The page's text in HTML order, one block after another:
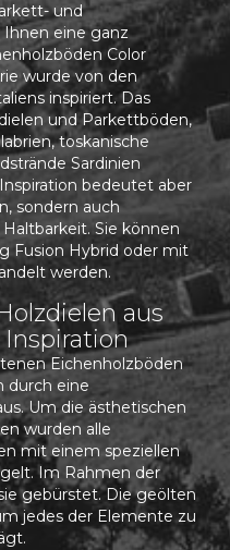
und
eine ganz
Color
wurde von den
inspiriert. Das
und Parkettböden,
toskanische
Sardinien
bedeutet aber
sondern auch
Sie können
Fusion Hybrid oder mit
werden.
aus
Inspiration
Eichenholzböden
durch eine
Um die ästhetischen
wurden alle
mit einem speziellen
Im Rahmen der
gebürstet. Die geölten
jedes der Elemente zu